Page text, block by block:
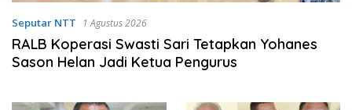
Seputar NTT 1 Agustus 2026
RALB Koperasi Swasti Sari Tetapkan Yohanes
Sason Helan Jadi Ketua Pengurus